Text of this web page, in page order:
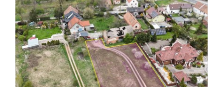
Dzialki
Lokale
Hale